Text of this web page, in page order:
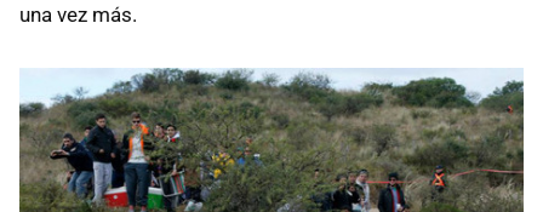
una vez más.